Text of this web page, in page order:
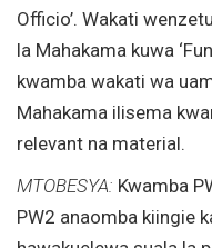
Officio’. Wakati
la Mahakama kuwa
kwamba wakati wa
Mahakama ilisema
relevant na material.
MTOBESYA: Kwamba
PW2 anaomba kiingie